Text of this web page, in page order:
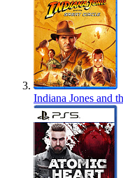
Indiana Jones and